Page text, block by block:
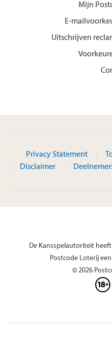
Mijn
E-
Uitschrijven
Privacy Statement
Disclaimer
De Kansspelautoriteit
Postcode Loterij
© 2026